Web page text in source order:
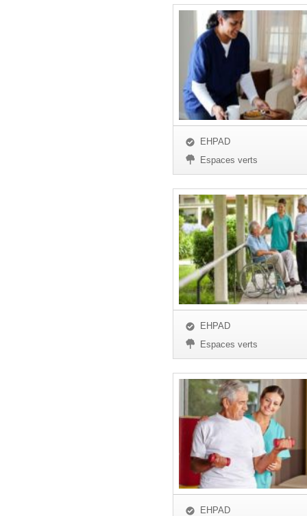
EHPAD
Espaces verts
EHPAD
Espaces verts
EHPAD